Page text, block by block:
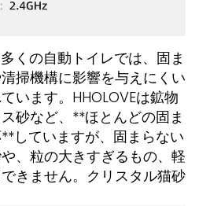
くの自動トイレでは、固ま
掃機構に影響を与えにくい
います。HHOLOVEは鉱物
砂など、**ほとんどの固ま
していますが、固まらない
、粒の大きすぎるもの、軽
きません。クリスタル猫砂